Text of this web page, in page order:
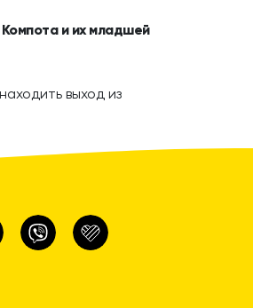
и их младшей
выход из